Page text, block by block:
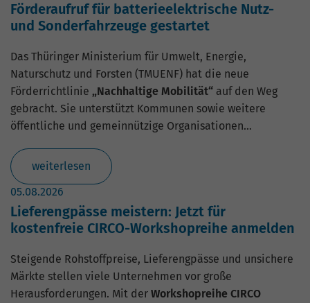
Förderaufruf für batterieelektrische Nutz-
und Sonderfahrzeuge gestartet
Das Thüringer Ministerium für Umwelt, Energie,
Naturschutz und Forsten (TMUENF) hat die neue
Förderrichtlinie „Nachhaltige Mobilität“ auf den Weg
gebracht. Sie unterstützt Kommunen sowie weitere
öffentliche und gemeinnützige Organisationen…
weiterlesen
05.08.2026
Lieferengpässe meistern: Jetzt für
kostenfreie CIRCO-Workshopreihe anmelden
Steigende Rohstoffpreise, Lieferengpässe und unsichere
Märkte stellen viele Unternehmen vor große
Herausforderungen. Mit der Workshopreihe CIRCO